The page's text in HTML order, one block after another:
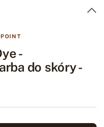
-
do skóry -